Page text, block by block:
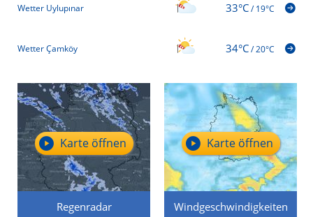
Wetter Uylupınar 33°C/19°C
Wetter Çamköy 34°C/20°C
Regenradar
Karte öffnen
Windgeschwindigkeiten
Karte öffnen